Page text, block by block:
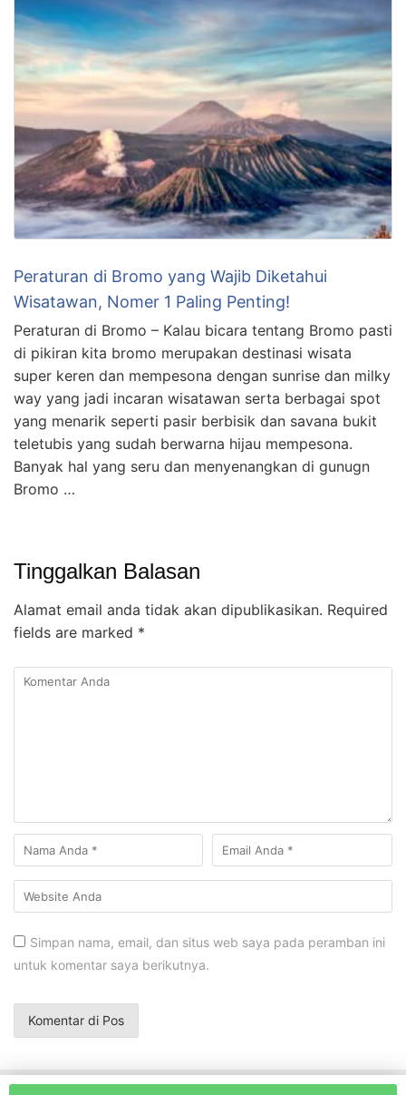
Peraturan di Bromo yang Wajib Diketahui
Wisatawan, Nomer 1 Paling Penting!
Peraturan di Bromo – Kalau bicara tentang Bromo pasti
di pikiran kita bromo merupakan destinasi wisata
super keren dan mempesona dengan sunrise dan milky
way yang jadi incaran wisatawan serta berbagai spot
yang menarik seperti pasir berbisik dan savana bukit
teletubis yang sudah berwarna hijau mempesona.
Banyak hal yang seru dan menyenangkan di gunugn
Bromo …
Tinggalkan Balasan
Alamat email anda tidak akan dipublikasikan. Required
fields are marked *
Simpan nama, email, dan situs web saya pada peramban ini
untuk komentar saya berikutnya.